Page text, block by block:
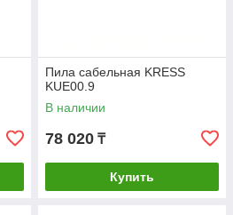
Пила сабельная KRESS
KUE00.9
В наличии
78 020 ₸
Купить